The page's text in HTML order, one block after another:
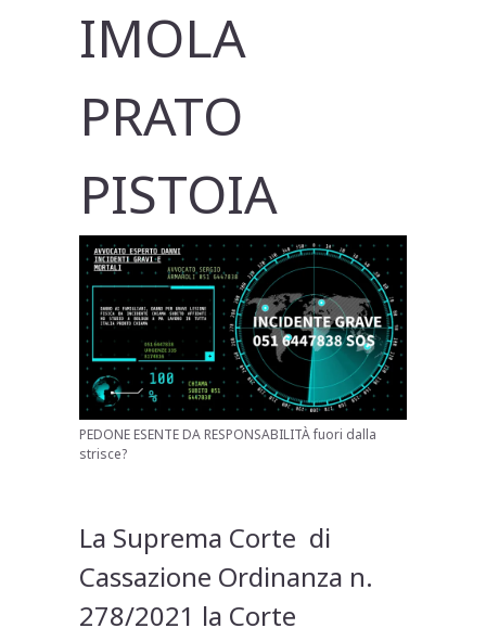
IMOLA
PRATO
PISTOIA
PEDONE ESENTE DA RESPONSABILITÀ fuori dalla
strisce?
La Suprema Corte di
Cassazione Ordinanza n.
278/2021 la Corte